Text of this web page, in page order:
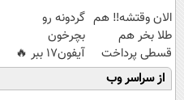
الان وقتشه‼️ هم
طلا بخر هم
قسطی پرداخت
کن!
گردونه رو
بچرخون
آیفون17 ببر 🔥
از سراسر وب